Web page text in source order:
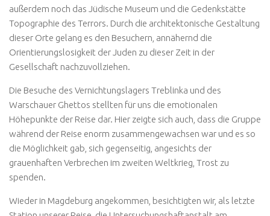
außerdem noch das Jüdische Museum und die Gedenkstätte
Topographie des Terrors. Durch die architektonische Gestaltung
dieser Orte gelang es den Besuchern, annähernd die
Orientierungslosigkeit der Juden zu dieser Zeit in der
Gesellschaft nachzuvollziehen.
Die Besuche des Vernichtungslagers Treblinka und des
Warschauer Ghettos stellten für uns die emotionalen
Höhepunkte der Reise dar. Hier zeigte sich auch, dass die Gruppe
während der Reise enorm zusammengewachsen war und es so
die Möglichkeit gab, sich gegenseitig, angesichts der
grauenhaften Verbrechen im zweiten Weltkrieg, Trost zu
spenden.
Wieder in Magdeburg angekommen, besichtigten wir, als letzte